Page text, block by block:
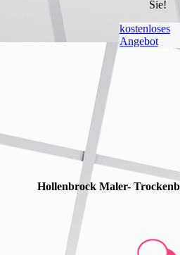
Sie!
kostenloses
Angebot
Hollenbrock Maler-